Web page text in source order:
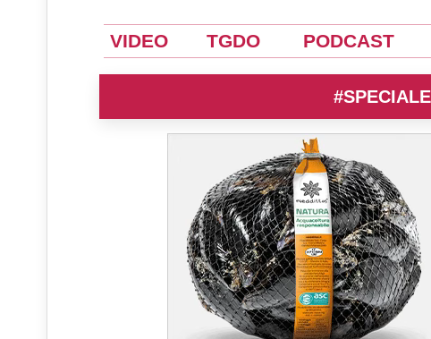
VIDEO TGDO PODCAST